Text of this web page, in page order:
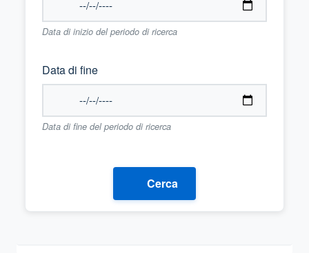
Data di inizio del periodo di ricerca
Data di fine
Data di fine del periodo di ricerca
Cerca